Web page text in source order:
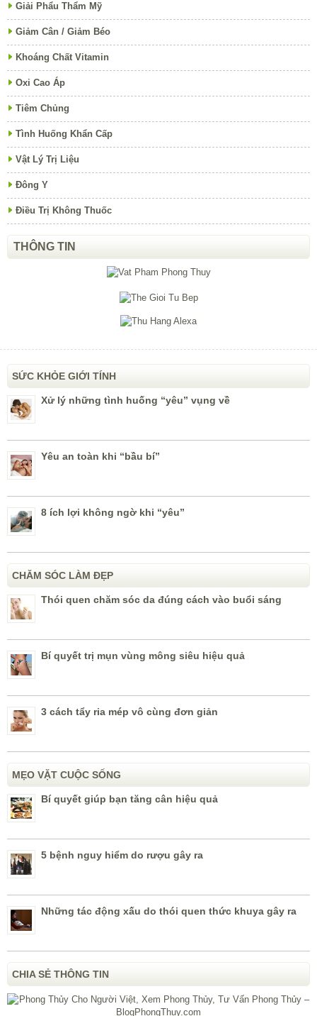
Giải Phẩu Thẩm Mỹ
Giảm Cân / Giảm Béo
Khoáng Chất Vitamin
Oxi Cao Áp
Tiêm Chủng
Tình Huống Khẩn Cấp
Vật Lý Trị Liệu
Đông Y
Điều Trị Không Thuốc
THÔNG TIN
SỨC KHỎE GIỚI TÍNH
Xử lý những tình huống “yêu” vụng về
Yêu an toàn khi “bầu bí”
8 ích lợi không ngờ khi “yêu”
CHĂM SÓC LÀM ĐẸP
Thói quen chăm sóc da đúng cách vào buổi sáng
Bí quyết trị mụn vùng mông siêu hiệu quả
3 cách tẩy ria mép vô cùng đơn giản
MẸO VẶT CUỘC SỐNG
Bí quyết giúp bạn tăng cân hiệu quả
5 bệnh nguy hiểm do rượu gây ra
Những tác động xấu do thói quen thức khuya gây ra
CHIA SẺ THÔNG TIN